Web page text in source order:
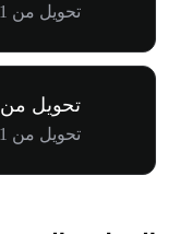
تحويل من 1 USDUC إلى NT$0.1125
تحويل من USDUC إلى DOP
تحويل من 1 USDUC إلى RD$0.2029